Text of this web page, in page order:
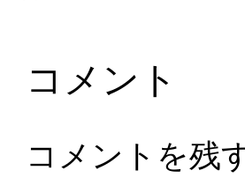
コメント
コメントを残